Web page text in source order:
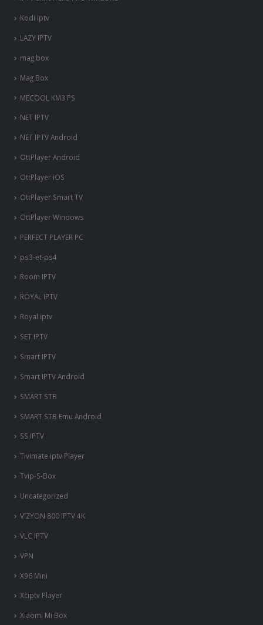
Kodi iptv
LAZY IPTV
mag box
Mag Box
MECOOL KM3 PS
NET IPTV
NET IPTV Android
OttPlayer Android
OttPlayer iOS
OttPlayer Smart TV
OttPlayer Windows
PERFECT PLAYER PC
ps3-et-ps4
Room IPTV
ROYAL IPTV
Royal iptv
SET IPTV
Smart IPTV
Smart IPTV Android
SMART STB
SMART STB Emu Android
SS IPTV
Tivimate iptv Player
Tvip-S-Box
Uncategorized
VIZYON 800 IPTV 4K
VLC IPTV
VPN
X96 Mini
Xciptv Player
Xiaomi Mi Box